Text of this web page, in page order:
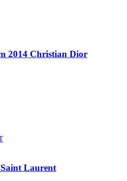
2014 Christian Dior
Saint Laurent